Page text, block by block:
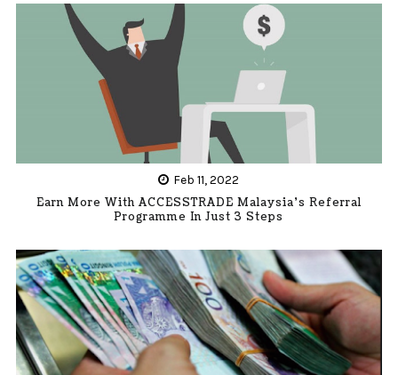
Feb 11, 2022
Earn More With ACCESSTRADE Malaysia’s Referral
Programme In Just 3 Steps